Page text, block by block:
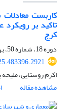
کاربست معادلات
تاکید بر
کرج
دوره 18، شماره 50، بهار 1404، صفحه
اکرم روستایی، ملیحه
مشاهده مقاله